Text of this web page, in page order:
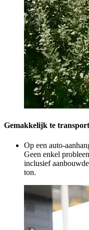
Gemakkelijk te
Op een auto-
Geen enkel
inclusief
ton.